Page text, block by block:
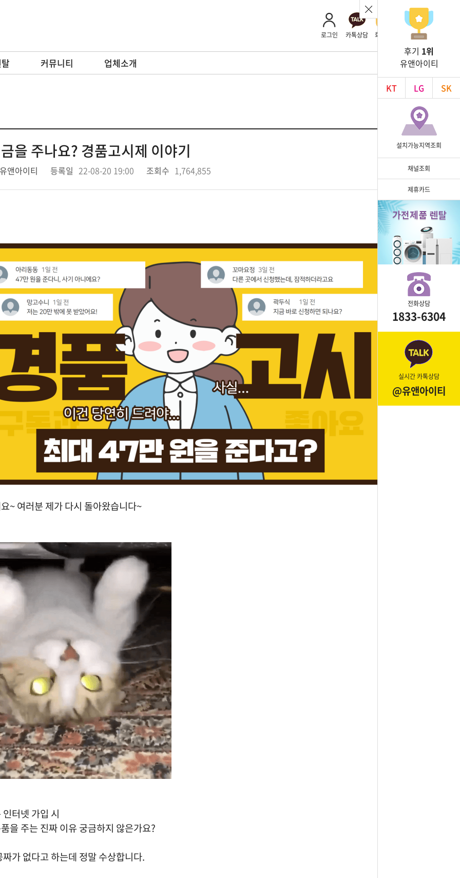
로그인 카톡상담 회사소개
커뮤니티 업체소개
후기 1위
유앤아이티
KT
LG SK
설치가능지역조회
채널조회
제휴카드
전화상담
1833-6304
실시간 카톡상담
@유앤아이티
을 주나요? 경품고시제 이야기
유앤아이티 등록일 22-08-20 19:00 조회수 1,764,855
~ 여러분 제가 다시 돌아왔습니다~
터넷 가입 시
을 주는 진짜 이유 궁금하지 않은가요?
가 없다고 하는데 정말 수상합니다.